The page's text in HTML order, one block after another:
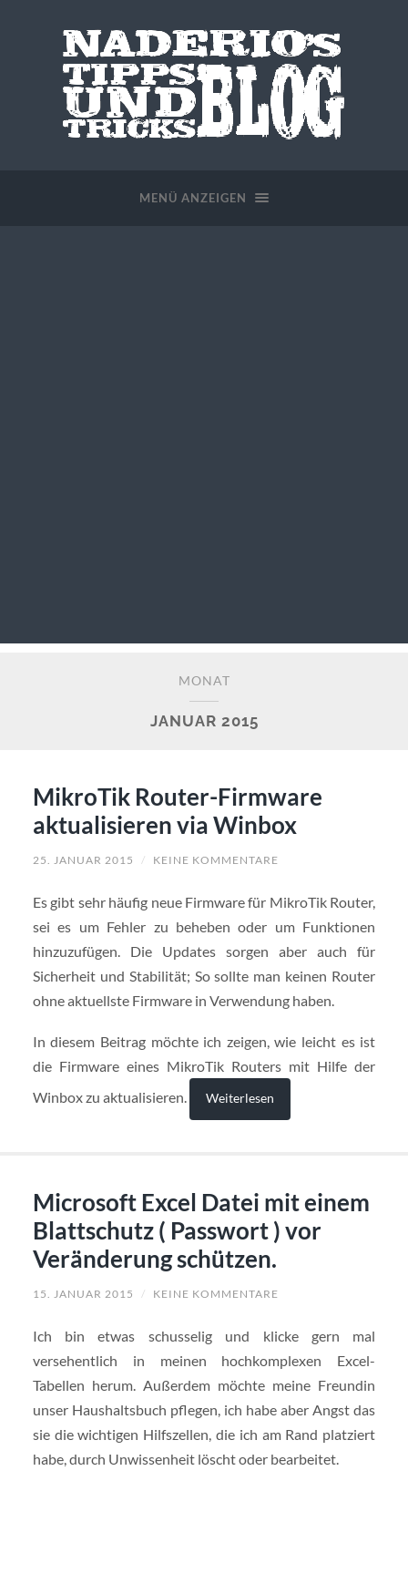
MENÜ ANZEIGEN
MONAT
JANUAR 2015
MikroTik Router-Firmware
aktualisieren via Winbox
25. JANUAR 2015 / KEINE KOMMENTARE
Es gibt sehr häufig neue Firmware für MikroTik Router,
sei es um Fehler zu beheben oder um Funktionen
hinzuzufügen. Die Updates sorgen aber auch für
Sicherheit und Stabilität; So sollte man keinen Router
ohne aktuellste Firmware in Verwendung haben.
In diesem Beitrag möchte ich zeigen, wie leicht es ist
die Firmware eines MikroTik Routers mit Hilfe der
Winbox zu aktualisieren.
Weiterlesen
Microsoft Excel Datei mit einem
Blattschutz ( Passwort ) vor
Veränderung schützen.
15. JANUAR 2015 / KEINE KOMMENTARE
Ich bin etwas schusselig und klicke gern mal
versehentlich in meinen hochkomplexen Excel-
Tabellen herum. Außerdem möchte meine Freundin
unser Haushaltsbuch pflegen, ich habe aber Angst das
sie die wichtigen Hilfszellen, die ich am Rand platziert
habe, durch Unwissenheit löscht oder bearbeitet.